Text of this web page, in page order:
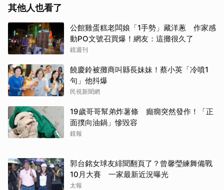
其他人也看了
公館雞蛋糕老闆娘「1手勢」藏洋蔥 作家感
動PO文號召買爆！網友：這攤很久了
鏡週刊
饒慶鈴被攤商叫縣長妹妹！蔡小英「冷噴1
句」他抖爆
民視新聞網
19歲哥哥幫弟炸薯條 癲癇突然發作！「正
面撲向油鍋」慘毀容
鏡報
郭台銘女球友緋聞翻頁了？曾馨瑩練舞備戰
10月大賽 一家最新近況曝光
太報